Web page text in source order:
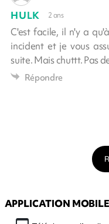
HULK 2 ans
C'est facile, il n'y a
incident et je vous
suite. Mais chuttt. Pas
Répondre
APPLICATION MOBILE